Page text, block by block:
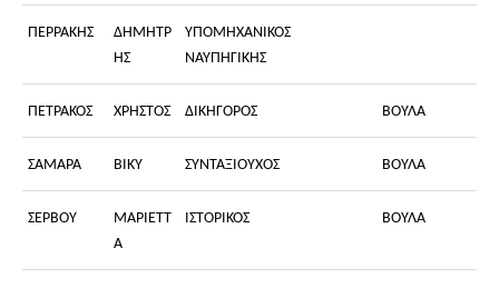
ΠΕΡΡΑΚΗΣ
ΔΗΜΗΤΡ
ΗΣ
ΥΠΟΜΗΧΑΝΙΚΟΣ
ΝΑΥΠΗΓΙΚΗΣ
ΠΕΤΡΑΚΟΣ ΧΡΗΣΤΟΣ ΔΙΚΗΓΟΡΟΣ ΒΟΥΛΑ
ΣΑΜΑΡΑ ΒΙΚΥ ΣΥΝΤΑΞΙΟΥΧΟΣ ΒΟΥΛΑ
ΣΕΡΒΟΥ
ΜΑΡΙΕΤΤ
Α
ΙΣΤΟΡΙΚΟΣ ΒΟΥΛΑ